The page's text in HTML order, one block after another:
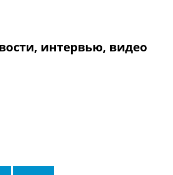
интервью, видео